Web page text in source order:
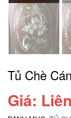
Tủ Chè
Giá: